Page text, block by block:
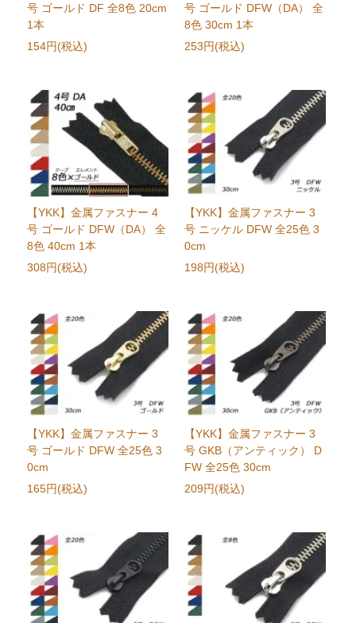
号 ゴールド DF 全8色 20cm
1本
154円(税込)
号 ゴールド DFW（DA） 全
8色 30cm 1本
253円(税込)
【YKK】金属ファスナー 4
号 ゴールド DFW（DA） 全
8色 40cm 1本
308円(税込)
【YKK】金属ファスナー 3
号 ニッケル DFW 全25色 3
0cm
198円(税込)
【YKK】金属ファスナー 3
号 ゴールド DFW 全25色 3
0cm
165円(税込)
【YKK】金属ファスナー 3
号 GKB（アンティック） D
FW 全25色 30cm
209円(税込)